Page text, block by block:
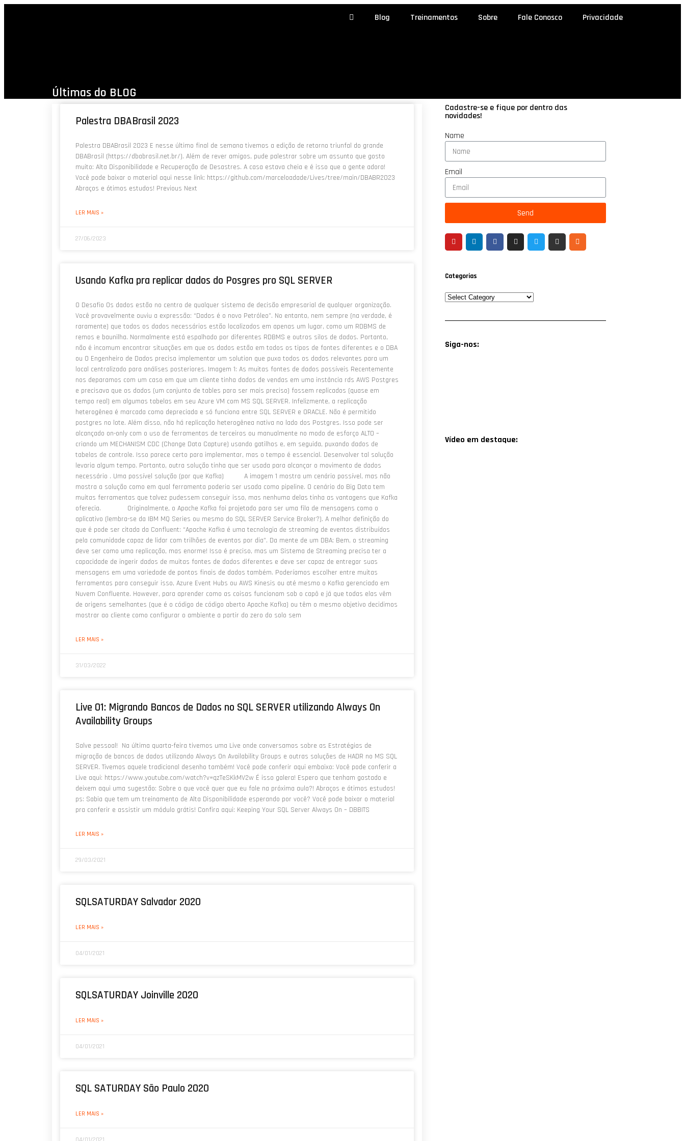
Blog Treinamentos Sobre Fale Conosco Privacidade
Últimas do BLOG
Palestra DBABrasil 2023
Palestra DBABrasil 2023 E nesse último final de semana tivemos a edição de retorno triunfal do grande
DBABrasil (https://dbabrasil.net.br/). Além de rever amigos, pude palestrar sobre um assunto que gosto
muito: Alta Disponibilidade e Recuperação de Desastres. A casa estava cheia e é isso que a gente adora!
Você pode baixar o material aqui nesse link: https://github.com/marceloadade/Lives/tree/main/DBABR2023
Abraços e ótimos estudos! Previous Next
LER MAIS »
27/06/2023
Usando Kafka pra replicar dados do Posgres pro SQL SERVER
O Desafio Os dados estão no centro de qualquer sistema de decisão empresarial de qualquer organização.
Você provavelmente ouviu a expressão: “Dados é o novo Petróleo”. No entanto, nem sempre (na verdade, é
raramente) que todos os dados necessários estão localizados em apenas um lugar, como um RDBMS de
remos e baunilha. Normalmente está espalhado por diferentes RDBMS e outros silos de dados. Portanto,
não é incomum encontrar situações em que os dados estão em todos os tipos de fontes diferentes e o DBA
ou O Engenheiro de Dados precisa implementar um solution que puxa todos os dados relevantes para um
local centralizado para análises posteriores. Imagem 1: As muitas fontes de dados possíveis Recentemente
nos deparamos com um caso em que um cliente tinha dados de vendas em uma instância rds AWS Postgres
e precisava que os dados (um conjunto de tables para ser mais preciso) fossem replicados (quase em
tempo real) em algumas tabelas em seu Azure VM com MS SQL SERVER. Infelizmente, a replicação
heterogênea é marcada como depreciada e só funciona entre SQL SERVER e ORACLE. Não é permitido
postgres no lote. Além disso, não há replicação heterogênea nativa no lado dos Postgres. Isso pode ser
alcançado on-only com o uso de ferramentas de terceiros ou manualmente no modo de esforço ALTO –
criando um MECHANISM CDC (Change Data Capture) usando gatilhos e, em seguida, puxando dados de
tabelas de controle. Isso parece certo para implementar, mas o tempo é essencial. Desenvolver tal solução
levaria algum tempo. Portanto, outra solução tinha que ser usada para alcançar o movimento de dados
necessário . Uma possível solução (por que Kafka) A imagem 1 mostra um cenário possível, mas não
mostra a solução como em qual ferramenta poderia ser usada como pipeline. O cenário do Big Data tem
muitas ferramentas que talvez pudessem conseguir isso, mas nenhuma delas tinha as vantagens que Kafka
oferecia. Originalmente, o Apache Kafka foi projetado para ser uma fila de mensagens como o
aplicativo (lembra-se da IBM MQ Series ou mesmo do SQL SERVER Service Broker?). A melhor definição do
que é pode ser citada da Confluent: “Apache Kafka é uma tecnologia de streaming de eventos distribuídos
pela comunidade capaz de lidar com trilhões de eventos por dia”. Da mente de um DBA: Bem, o streaming
deve ser como uma replicação, mas enorme! Isso é preciso, mas um Sistema de Streaming precisa ter a
capacidade de ingerir dados de muitas fontes de dados diferentes e deve ser capaz de entregar suas
mensagens em uma variedade de pontos finais de dados também. Poderíamos escolher entre muitas
ferramentas para conseguir isso, Azure Event Hubs ou AWS Kinesis ou até mesmo o Kafka gerenciado em
Nuvem Confluente. However, para aprender como as coisas funcionam sob o capô e já que todas elas vêm
de origens semelhantes (que é o código de código aberto Apache Kafka) ou têm o mesmo objetivo decidimos
mostrar ao cliente como configurar o ambiente a partir do zero do solo sem
LER MAIS »
31/03/2022
Live 01: Migrando Bancos de Dados no SQL SERVER utilizando Always On
Availability Groups
Salve pessoal! Na última quarta-feira tivemos uma Live onde conversamos sobre as Estratégias de
migração de bancos de dados utilizando Always On Availability Groups e outras soluções de HADR no MS SQL
SERVER. Tivemos aquele tradicional desenho também! Você pode conferir aqui embaixo: Você pode conferir a
Live aqui: https://www.youtube.com/watch?v=qzTeSKkMV2w É isso galera! Espero que tenham gostado e
deixem aqui uma sugestão: Sobre o que você quer que eu fale na próxima aula?! Abraços e ótimos estudos!
ps: Sabia que tem um treinamento de Alta Disponibilidade esperando por você? Você pode baixar o material
pra conferir e assistir um módulo grátis! Confira aqui: Keeping Your SQL Server Always On – DBBITS
LER MAIS »
29/03/2021
SQLSATURDAY Salvador 2020
LER MAIS »
04/01/2021
SQLSATURDAY Joinville 2020
LER MAIS »
04/01/2021
SQL SATURDAY São Paulo 2020
LER MAIS »
Cadastre-se e fique por dentro das
novidades!
Name
Email
Send
Categorias
Siga-nos:
Vídeo em destaque: